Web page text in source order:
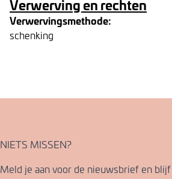
Verwerving en rechten
Verwervingsmethode:
schenking
NIETS MISSEN?
Meld je aan voor de nieuwsbrief en